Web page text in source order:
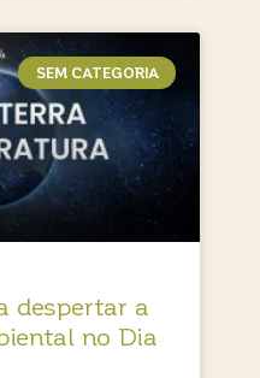
SEM CATEGORIA
despertar a
no Dia